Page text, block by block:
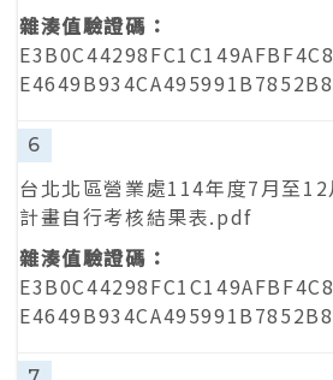
6
台北北區營業處114年度7月至
計畫自行考核結果表.pdf